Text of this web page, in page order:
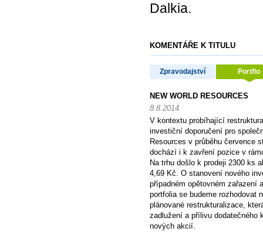
Dalkia.
KOMENTÁŘE K TITULU
Zpravodajství Portfio
NEW WORLD RESOURCES
8.8.2014
V kontextu probíhající
investiční doporučení pro
Resources v průběhu července
dochází i k zavření pozice v
Na trhu došlo k prodeji 2300 ks
4,69 Kč. O stanovení nového
případném opětovném zařazení
portfolia se budeme rozhodovat
plánované restrukturalizace,
zadlužení a přílivu dodatečného
nových akcií.